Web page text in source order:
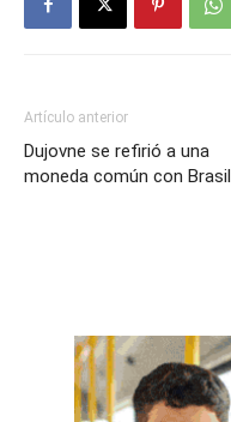
Artículo anterior
Dujovne se refirió a una
moneda común con Brasil